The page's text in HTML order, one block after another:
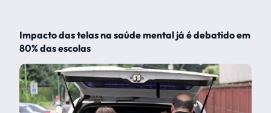
Impacto das telas na saúde mental já é debatido em
80% das escolas